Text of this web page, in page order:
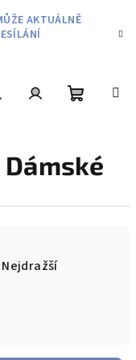
AKTUÁLNĚ
košík
Nejdražší